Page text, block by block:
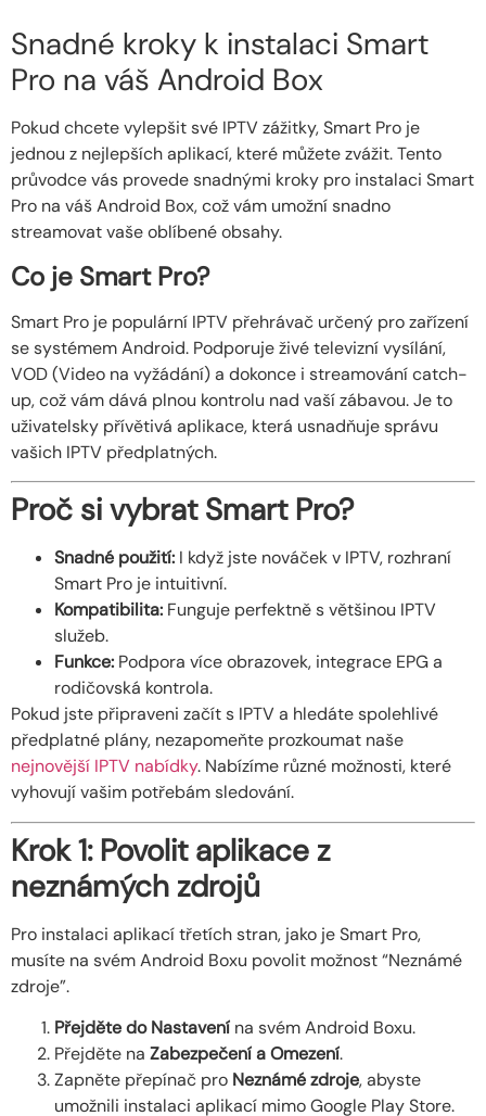
Snadné kroky k instalaci Smart
Pro na váš Android Box
Pokud chcete vylepšit své IPTV zážitky, Smart Pro je
jednou z nejlepších aplikací, které můžete zvážit. Tento
průvodce vás provede snadnými kroky pro instalaci Smart
Pro na váš Android Box, což vám umožní snadno
streamovat vaše oblíbené obsahy.
Co je Smart Pro?
Smart Pro je populární IPTV přehrávač určený pro zařízení
se systémem Android. Podporuje živé televizní vysílání,
VOD (Video na vyžádání) a dokonce i streamování catch-
up, což vám dává plnou kontrolu nad vaší zábavou. Je to
uživatelsky přívětivá aplikace, která usnadňuje správu
vašich IPTV předplatných.
Proč si vybrat Smart Pro?
Snadné použití: I když jste nováček v IPTV, rozhraní
Smart Pro je intuitivní.
Kompatibilita: Funguje perfektně s většinou IPTV
služeb.
Funkce: Podpora více obrazovek, integrace EPG a
rodičovská kontrola.
Pokud jste připraveni začít s IPTV a hledáte spolehlivé
předplatné plány, nezapomeňte prozkoumat naše
nejnovější IPTV nabídky. Nabízíme různé možnosti, které
vyhovují vašim potřebám sledování.
Krok 1: Povolit aplikace z
neznámých zdrojů
Pro instalaci aplikací třetích stran, jako je Smart Pro,
musíte na svém Android Boxu povolit možnost “Neznámé
zdroje”.
Přejděte do Nastavení na svém Android Boxu.
Přejděte na Zabezpečení a Omezení.
Zapněte přepínač pro Neznámé zdroje, abyste
umožnili instalaci aplikací mimo Google Play Store.